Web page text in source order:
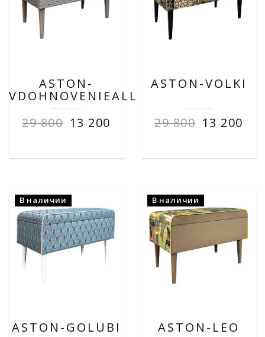
ASTON-
VDOHNOVENIEALL
29 800 13 200
ASTON-VOLKI
29 800 13 200
В наличии
ASTON-GOLUBI
В наличии
ASTON-LEO